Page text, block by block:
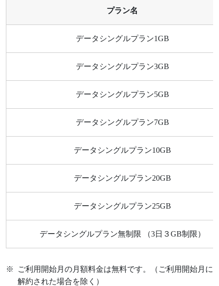
プラン名
データシングルプラン1GB
データシングルプラン3GB
データシングルプラン5GB
データシングルプラン7GB
データシングルプラン10GB
データシングルプラン20GB
データシングルプラン25GB
データシングルプラン無制限 （3日３GB制限）
※
ご利用開始月の月額料金は無料です。（ご利用開始月に
解約された場合を除く）